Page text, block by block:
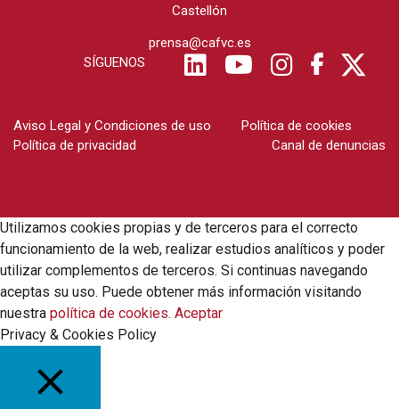
Castellón
prensa@cafvc.es
SÍGUENOS
Aviso Legal y Condiciones de uso
Política de cookies
Política de privacidad
Canal de denuncias
Utilizamos cookies propias y de terceros para el correcto
funcionamiento de la web, realizar estudios analíticos y poder
utilizar complementos de terceros. Si continuas navegando
aceptas su uso. Puede obtener más información visitando
nuestra política de cookies. Aceptar
Privacy & Cookies Policy